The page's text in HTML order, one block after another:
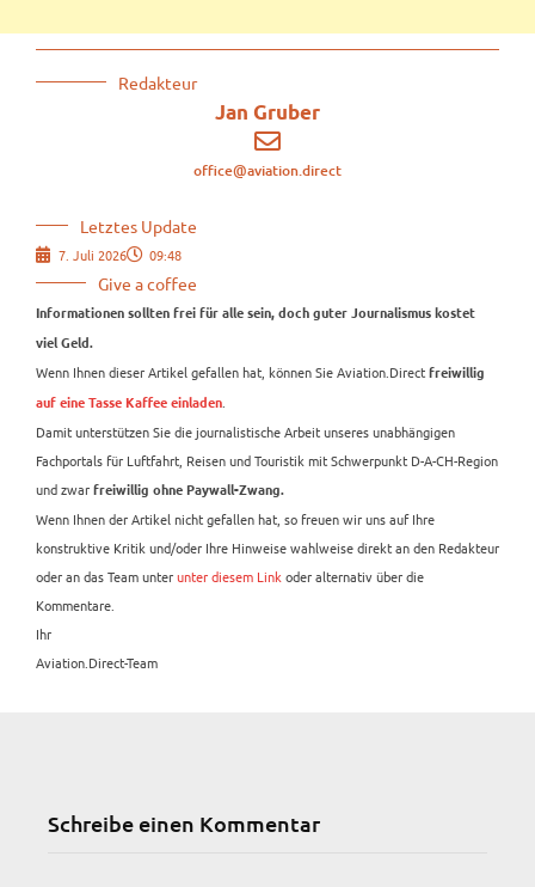
Redakteur
Jan Gruber
office@aviation.direct
Letztes Update
7. Juli 2026 09:48
Give a coffee
Informationen sollten frei für alle sein, doch guter Journalismus kostet
viel Geld.
Wenn Ihnen dieser Artikel gefallen hat, können Sie Aviation.Direct freiwillig
auf eine Tasse Kaffee einladen
Damit unterstützen Sie die journalistische Arbeit unseres unabhängigen
Fachportals für Luftfahrt, Reisen und Touristik mit Schwerpunkt D-A-CH-Region
und zwar freiwillig ohne Paywall-Zwang.
Wenn Ihnen der Artikel nicht gefallen hat, so freuen wir uns auf Ihre
konstruktive Kritik und/oder Ihre Hinweise wahlweise direkt an den Redakteur
oder an das Team unterunter diesem Link oder alternativ über die
Kommentare.
Ihr
Aviation.Direct-Team
Schreibe einen Kommentar